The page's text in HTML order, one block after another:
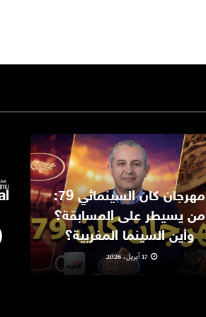
مهرجان كان السينمائي 79:
من يسيطر على المسابقة؟
وأين السينما المغربية؟
17 أبريل، 2026